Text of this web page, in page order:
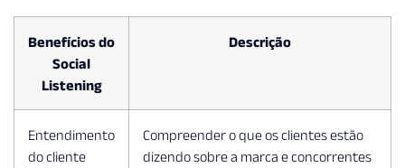
Benefícios do
Social
Listening
Descrição
Entendimento
do cliente
Compreender o que os clientes estão
dizendo sobre a marca e concorrentes